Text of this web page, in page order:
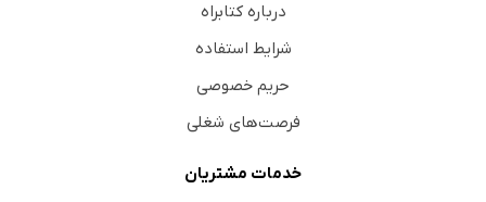
درباره کتابراه
شرایط استفاده
حریم خصوصی
فرصت‌های شغلی
خدمات مشتریان